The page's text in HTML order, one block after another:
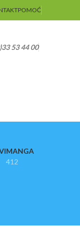
POMOĆ
53 44 00
MANGA
412